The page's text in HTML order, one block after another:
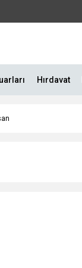
Hırdavat